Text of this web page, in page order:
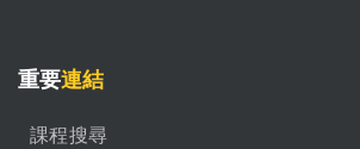
重要連結
課程搜尋